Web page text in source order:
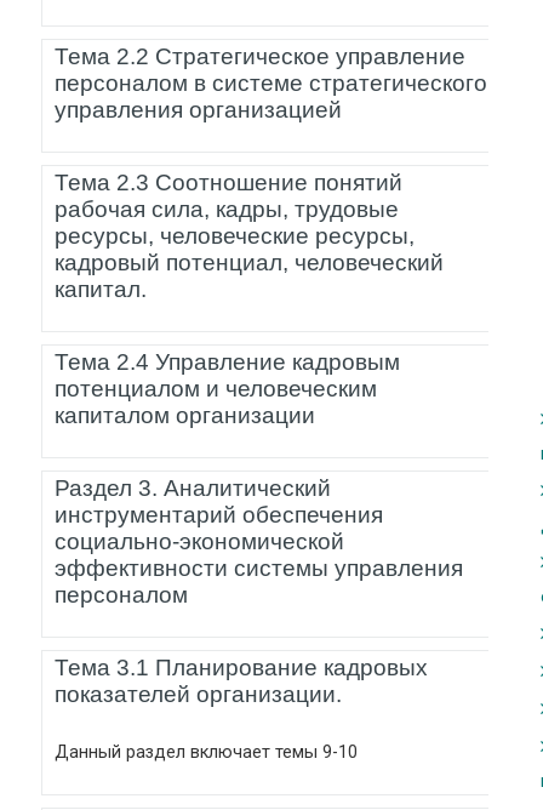
Тема 2.2 Стратегическое управление
персоналом в системе стратегического
управления организацией
Тема 2.3 Соотношение понятий
рабочая сила, кадры, трудовые
ресурсы, человеческие ресурсы,
кадровый потенциал, человеческий
капитал.
Тема 2.4 Управление кадровым
потенциалом и человеческим
капиталом организации
Раздел 3. Аналитический
инструментарий обеспечения
социально-экономической
эффективности системы управления
персоналом
Тема 3.1 Планирование кадровых
показателей организации.
Данный раздел включает темы 9-10